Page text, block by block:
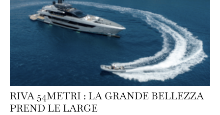
RIVA 54METRI : LA GRANDE BELLEZZA
PREND LE LARGE